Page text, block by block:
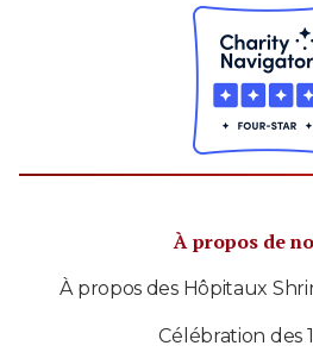
À propos de
À propos des Hôpitaux
Célébration des